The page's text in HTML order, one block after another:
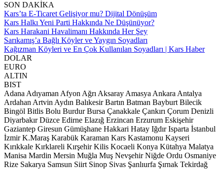
SON DAKİKA
Kars’ta E-Ticaret Gelişiyor mu? Dijital Dönüşüm
Kars Halkı Yeni Parti Hakkında Ne Düşünüyor?
Kars Harakani Havalimanı Hakkında Her Şey
Sarıkamış’a Bağlı Köyler ve Yaygın Soyadları
Kağızman Köyleri ve En Çok Kullanılan Soyadları | Kars Haber
DOLAR
EURO
ALTIN
BIST
Adana Adıyaman Afyon Ağrı Aksaray Amasya Ankara Antalya
Ardahan Artvin Aydın Balıkesir Bartın Batman Bayburt Bilecik
Bingöl Bitlis Bolu Burdur Bursa Çanakkale Çankırı Çorum Denizli
Diyarbakır Düzce Edirne Elazığ Erzincan Erzurum Eskişehir
Gaziantep Giresun Gümüşhane Hakkari Hatay Iğdır Isparta İstanbul
İzmir K.Maraş Karabük Karaman Kars Kastamonu Kayseri
Kırıkkale Kırklareli Kırşehir Kilis Kocaeli Konya Kütahya Malatya
Manisa Mardin Mersin Muğla Muş Nevşehir Niğde Ordu Osmaniye
Rize Sakarya Samsun Siirt Sinop Sivas Şanlıurfa Şırnak Tekirdağ